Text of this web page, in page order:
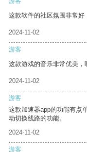
这款软件的社区氛围非常好
2024-11-02
游客
这款游戏的音乐非常优美，
2024-11-02
游客
这款加速器app的功能有点
动切换线路的功能。
2024-11-02
游客